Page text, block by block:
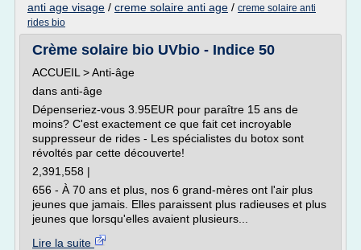
anti age visage / creme solaire anti age / creme solaire anti
rides bio
Crème solaire bio UVbio - Indice 50
ACCUEIL > Anti-âge
dans anti-âge
Dépenseriez-vous 3.95EUR pour paraître 15 ans de
moins? C'est exactement ce que fait cet incroyable
suppresseur de rides - Les spécialistes du botox sont
révoltés par cette découverte!
2,391,558 |
656 - À 70 ans et plus, nos 6 grand-mères ont l'air plus
jeunes que jamais. Elles paraissent plus radieuses et plus
jeunes que lorsqu'elles avaient plusieurs...
Lire la suite